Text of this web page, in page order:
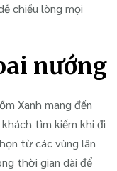
chiều lòng mọi
nướng
Xanh mang đến
tìm kiếm khi đi
từ các vùng lân
thời gian dài để